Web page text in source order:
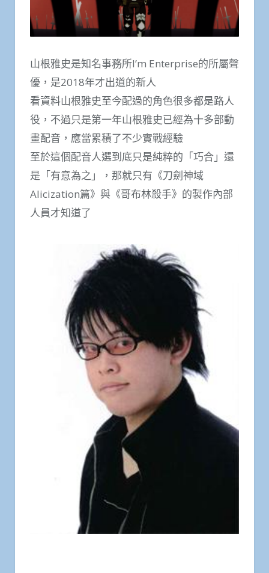
山根雅史是知名事務所I’m Enterprise的所屬聲
優，是2018年才出道的新人
看資料山根雅史至今配過的角色很多都是路人
役，不過只是第一年山根雅史已經為十多部動
畫配音，應當累積了不少實戰經驗
至於這個配音人選到底只是純粹的「巧合」還
是「有意為之」，那就只有《刀劍神域
Alicization篇》與《哥布林殺手》的製作內部
人員才知道了